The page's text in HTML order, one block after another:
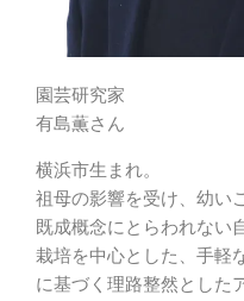
園芸研究家
有島薫さん
横浜市生まれ。
祖母の影響を受け、幼い
既成概念にとらわれない
栽培を中心とした、手軽
に基づく理路整然とした